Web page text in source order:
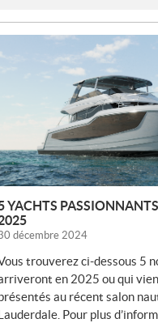
O
YACHTS
décembre 2024
trouverez ci-dessous 5
en 2025 ou qui
au récent salon
Pour plus